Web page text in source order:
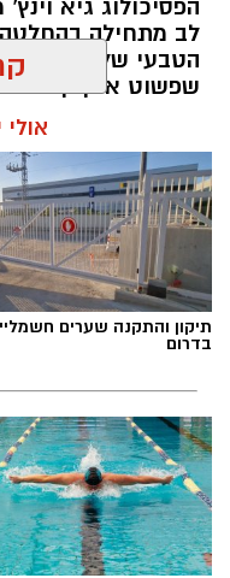
הפסיכולוג גיא
לב מתחילה
הטבעי שלנו
שפשוט אינן
שיעזור לנו,
הלב שלנו אולי
חייבים להישבר יחד
מערכת האתר / 09:04 23.07.26
תגים:טד
אולי
תיקון והתקנה שערים
בדרום